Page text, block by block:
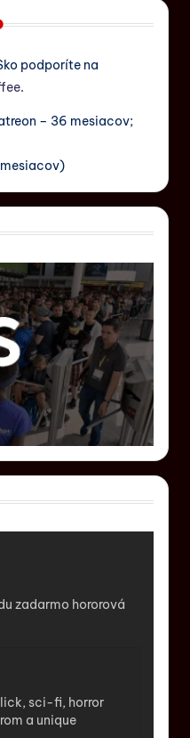
podporíte na
.
– 36 mesiacov;
zadarmo hororová
sci-fi, horror
a unique